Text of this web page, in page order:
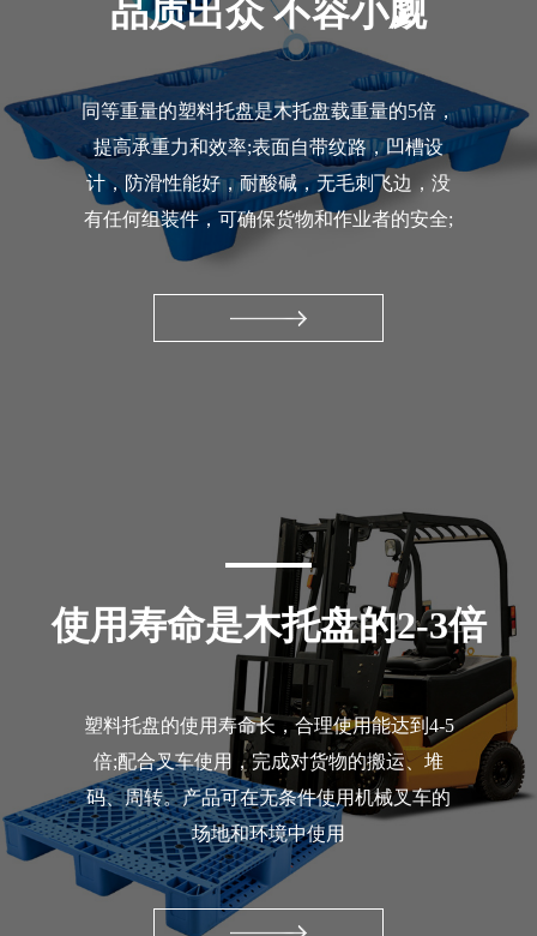
品质出众 不容小觑
同等重量的塑料托盘是木托盘载重量的5倍，
提高承重力和效率;表面自带纹路，凹槽设
计，防滑性能好，耐酸碱，无毛刺飞边，没
有任何组装件，可确保货物和作业者的安全;
使用寿命是木托盘的2-3倍
塑料托盘的使用寿命长，合理使用能达到4-5
倍;配合叉车使用，完成对货物的搬运、堆
码、周转。产品可在无条件使用机械叉车的
场地和环境中使用